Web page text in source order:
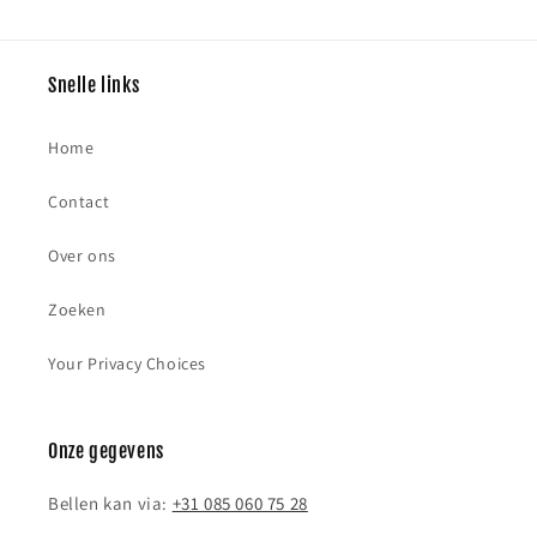
Snelle links
Home
Contact
Over ons
Zoeken
Your Privacy Choices
Onze gegevens
Bellen kan via: +31 085 060 75 28